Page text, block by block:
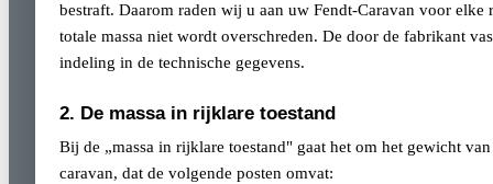
bestraft. Daarom raden wij u aan uw Fendt-Caravan voor
totale massa niet wordt overschreden. De door de fabrikant
indeling in de technische gegevens.
2. De massa in rijklare toestand
Bij de „massa in rijklare toestand" gaat het om het gewicht
caravan, dat de volgende posten omvat: